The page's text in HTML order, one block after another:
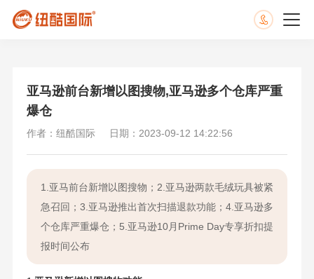
亚马逊前台新增以图搜物,亚马逊多个仓库严重
爆仓
作者：纽酷国际 日期：2023-09-12 14:22:56
1.亚马前台新增以图搜物；2.亚马逊两款毛绒玩具被紧
急召回；3.亚马逊推出首次扫描退款功能；4.亚马逊多
个仓库严重爆仓；​5.亚马逊10月Prime Day专享折扣提
报时间公布